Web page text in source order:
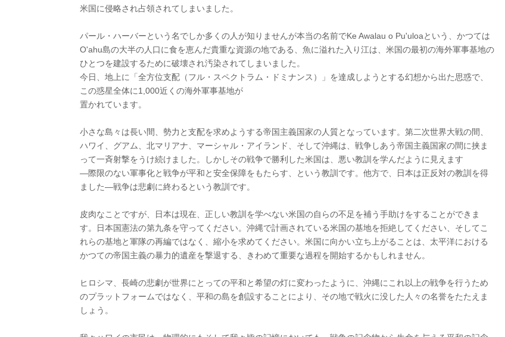
米国に侵略され占領されてしまいました。
パール・ハーバーという名でしか多くの人が知りませんが本当の名前でKe Awalau o Pu'uloaという、かつては
O'ahu島の大半の人口に食を恵んだ貴重な資源の地である、魚に溢れた入り江は、米国の最初の海外軍事基地の
ひとつを建設するために破壊され汚染されてしまいました。
今日、地上に「全方位支配（フル・スペクトラム・ドミナンス）」を達成しようとする幻想から出た思惑で、
この惑星全体に1,000近くの海外軍事基地が
置かれています。
小さな島々は長い間、勢力と支配を求めようする帝国主義国家の人質となっています。第二次世界大戦の間、
ハワイ、グアム、北マリアナ、マーシャル・アイランド、そして沖縄は、戦争しあう帝国主義国家の間に挟ま
って一斉射撃をうけ続けました。しかしその戦争で勝利した米国は、悪い教訓を学んだように見えます
―際限のない軍事化と戦争が平和と安全保障をもたらす、という教訓です。他方で、日本は正反対の教訓を得
ました―戦争は悲劇に終わるという教訓です。
皮肉なことですが、日本は現在、正しい教訓を学べない米国の自らの不足を補う手助けをすることができま
す。日本国憲法の第九条を守ってください。沖縄で計画されている米国の基地を拒絶してください、そしてこ
れらの基地と軍隊の再編ではなく、縮小を求めてください。米国に向かい立ち上がることは、太平洋における
かつての帝国主義の暴力的遺産を撃退する、きわめて重要な過程を開始するかもしれません。
ヒロシマ、長崎の悲劇が世界にとっての平和と希望の灯に変わったように、沖縄にこれ以上の戦争を行うため
のプラットフォームではなく、平和の島を創設することにより、その地で戦火に没した人々の名誉をたたえま
しょう。